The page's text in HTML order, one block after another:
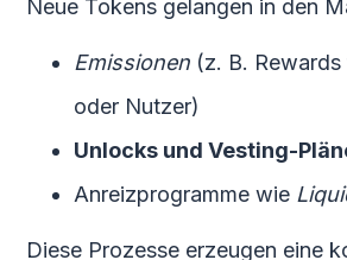
Neue Tokens gelangen in den
Emissionen (z. B.
oder Nutzer)
Unlocks und Vesting-
Anreizprogramme wie
Diese Prozesse erzeugen eine